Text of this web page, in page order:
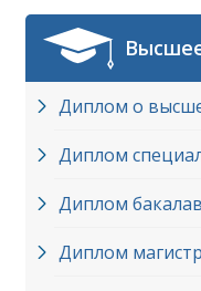
Диплом о
Диплом
Диплом
Диплом